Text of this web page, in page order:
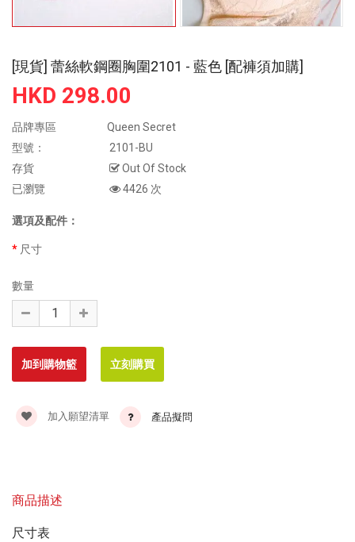
[現貨] 蕾絲軟鋼圈胸圍2101 - 藍色 [配褲須加購]
HKD 298.00
品牌專區
Queen Secret
型號：
2101-BU
存貨
Out Of Stock
已瀏覽
4426 次
選項及配件：
尺寸
數量
加入願望清單 產品擬問
商品描述
尺寸表